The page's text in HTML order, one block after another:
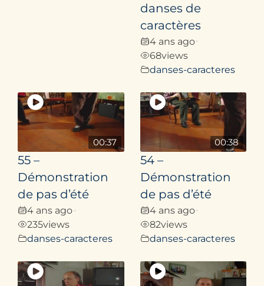
danses de
caractères
4 ans ago•
68views
danses-caracteres
00:37
55 –
Démonstration
de pas d’été
4 ans ago•
235views
danses-caracteres
00:38
54 –
Démonstration
de pas d’été
4 ans ago•
82views
danses-caracteres